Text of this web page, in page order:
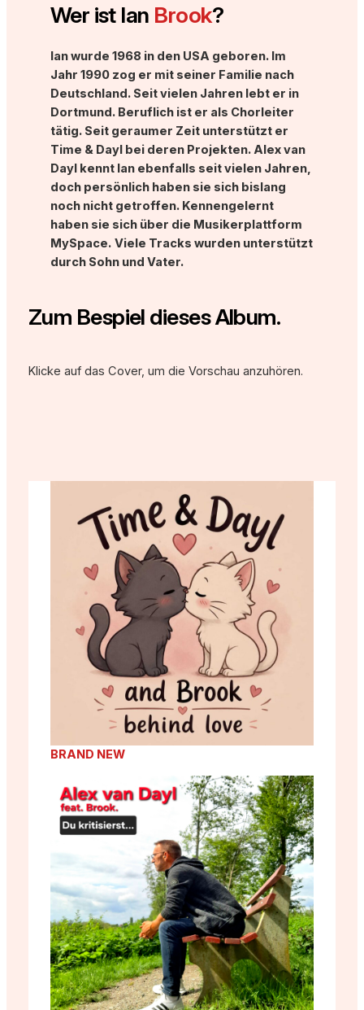
Wer ist Ian Brook?
Ian wurde 1968 in den USA geboren. Im
Jahr 1990 zog er mit seiner Familie nach
Deutschland. Seit vielen Jahren lebt er in
Dortmund. Beruflich ist er als Chorleiter
tätig. Seit geraumer Zeit unterstützt er
Time & Dayl bei deren Projekten. Alex van
Dayl kennt Ian ebenfalls seit vielen Jahren,
doch persönlich haben sie sich bislang
noch nicht getroffen. Kennengelernt
haben sie sich über die Musikerplattform
MySpace. Viele Tracks wurden unterstützt
durch Sohn und Vater.
Zum Bespiel dieses Album.
Klicke auf das Cover, um die Vorschau anzuhören.
BRAND NEW